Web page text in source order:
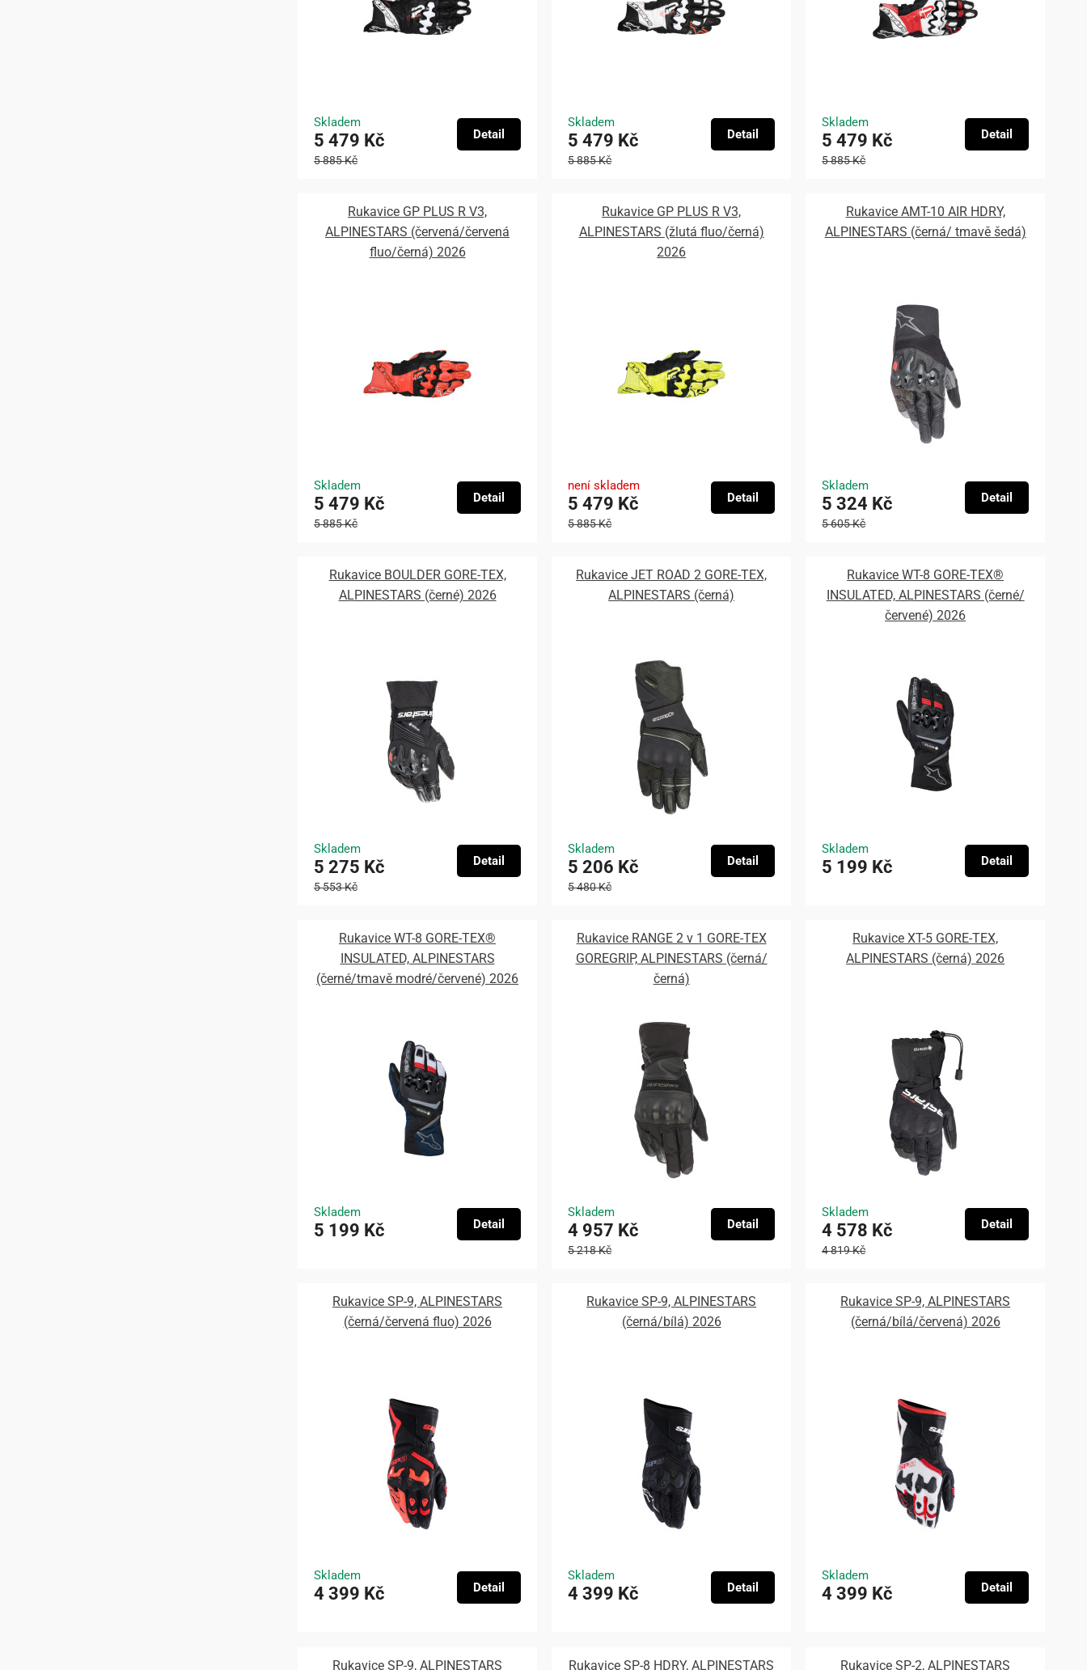
Skladem
5 479 Kč
5 885 Kč
Detail
Skladem
5 479 Kč
5 885 Kč
Detail
Skladem
5 479 Kč
5 885 Kč
Detail
Rukavice GP PLUS R V3,
ALPINESTARS (červená/červená
fluo/černá) 2026
Skladem
5 479 Kč
5 885 Kč
Detail
Rukavice GP PLUS R V3,
ALPINESTARS (žlutá fluo/černá)
2026
není skladem
5 479 Kč
5 885 Kč
Detail
Rukavice AMT-10 AIR HDRY,
ALPINESTARS (černá/ tmavě šedá)
Skladem
5 324 Kč
5 605 Kč
Detail
Rukavice BOULDER GORE-TEX,
ALPINESTARS (černé) 2026
Skladem
5 275 Kč
5 553 Kč
Detail
Rukavice JET ROAD 2 GORE-TEX,
ALPINESTARS (černá)
Skladem
5 206 Kč
5 480 Kč
Detail
Rukavice WT-8 GORE-TEX®
INSULATED, ALPINESTARS (černé/
červené) 2026
Skladem
5 199 Kč Detail
Rukavice WT-8 GORE-TEX®
INSULATED, ALPINESTARS
(černé/tmavě modré/červené) 2026
Skladem
5 199 Kč Detail
Rukavice RANGE 2 v 1 GORE-TEX
GOREGRIP, ALPINESTARS (černá/
černá)
Skladem
4 957 Kč
5 218 Kč
Detail
Rukavice XT-5 GORE-TEX,
ALPINESTARS (černá) 2026
Skladem
4 578 Kč
4 819 Kč
Detail
Rukavice SP-9, ALPINESTARS
(černá/červená fluo) 2026
Skladem
4 399 Kč Detail
Rukavice SP-9, ALPINESTARS
(černá/bílá) 2026
Skladem
4 399 Kč Detail
Rukavice SP-9, ALPINESTARS
(černá/bílá/červená) 2026
Skladem
4 399 Kč Detail
Rukavice SP-9, ALPINESTARS Rukavice SP-8 HDRY, ALPINESTARS Rukavice SP-2, ALPINESTARS